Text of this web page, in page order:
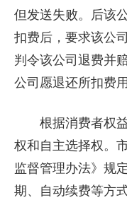
但发送失败。后该
扣费后，要求该公
判令该公司退费并
公司愿退还所扣费
根据消费者权益
权和自主选择权。
监督管理办法》规
期、自动续费等方